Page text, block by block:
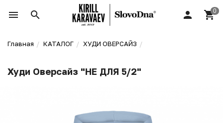
Главная КАТАЛОГ ХУДИ ОВЕРСАЙЗ
Худи Оверсайз "НЕ ДЛЯ 5/2"